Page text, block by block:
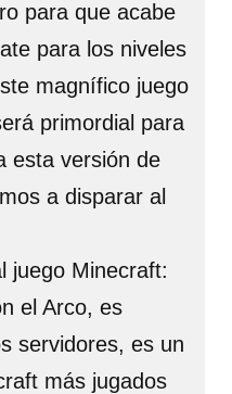
para que acabe
para los niveles
magnífico juego
primordial para
esta versión de
a disparar al
juego Minecraft:
el Arco, es
servidores, es un
más jugados